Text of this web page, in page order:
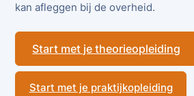
kan afleggen bij de overheid.
Start met je theorieopleiding
Start met je praktijkopleiding